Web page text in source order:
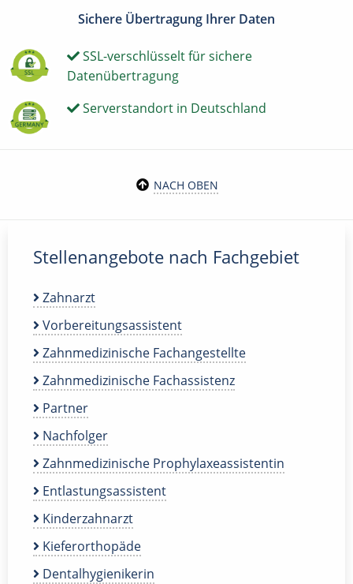
Sichere Übertragung Ihrer Daten
SSL-verschlüsselt für sichere
Datenübertragung
Serverstandort in Deutschland
NACH OBEN
Stellenangebote nach Fachgebiet
Zahnarzt
Vorbereitungsassistent
Zahnmedizinische Fachangestellte
Zahnmedizinische Fachassistenz
Partner
Nachfolger
Zahnmedizinische Prophylaxeassistentin
Entlastungsassistent
Kinderzahnarzt
Kieferorthopäde
Dentalhygienikerin